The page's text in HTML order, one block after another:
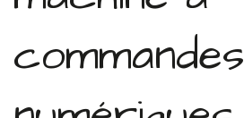
commandes